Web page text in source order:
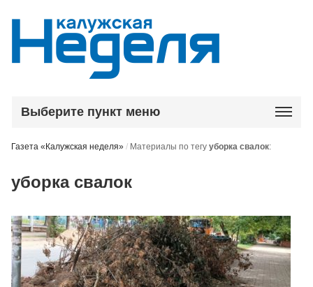
Выберите пункт меню
Газета «Калужская неделя» / Материалы по тегууборка свалок:
уборка свалок